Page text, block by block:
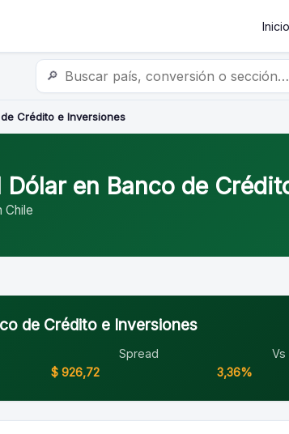
Inicio
🔎
Crédito e Inversiones
en Banco de
Chile
de Crédito e Inversiones
$ 926,72
Spread
3,36%
Vs